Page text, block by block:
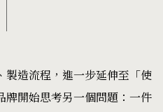
製造流程，進一步延伸至「使
牌開始思考另一個問題：一件